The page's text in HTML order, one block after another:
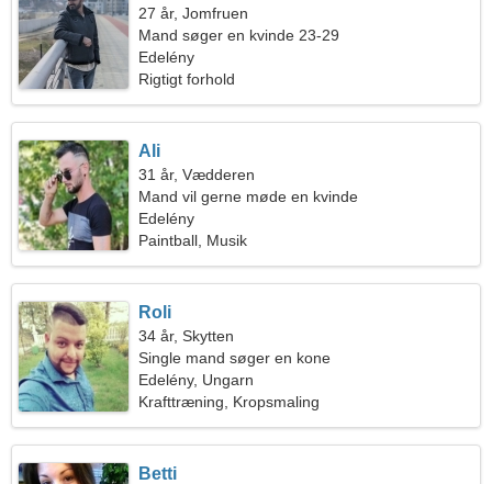
27 år, Jomfruen
Mand søger en kvinde 23-29
Edelény
Rigtigt forhold
Ali
31 år, Vædderen
Mand vil gerne møde en kvinde
Edelény
Paintball, Musik
Roli
34 år, Skytten
Single mand søger en kone
Edelény, Ungarn
Krafttræning, Kropsmaling
Betti